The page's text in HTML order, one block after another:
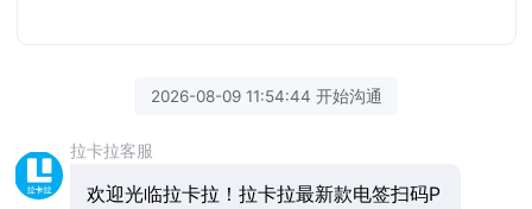
2026-08-09 11:54:44 开始沟通
拉卡拉客服
欢迎光临拉卡拉！拉卡拉最新款电签扫码P